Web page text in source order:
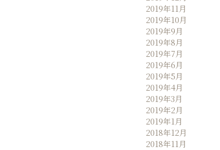
2019年11月
2019年10月
2019年9月
2019年8月
2019年7月
2019年6月
2019年5月
2019年4月
2019年3月
2019年2月
2019年1月
2018年12月
2018年11月